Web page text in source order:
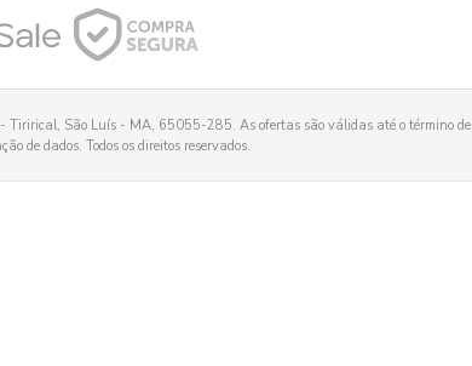
São Luís - MA, 65055-285. As ofertas são válidas até o término de
de dados. Todos os direitos reservados.